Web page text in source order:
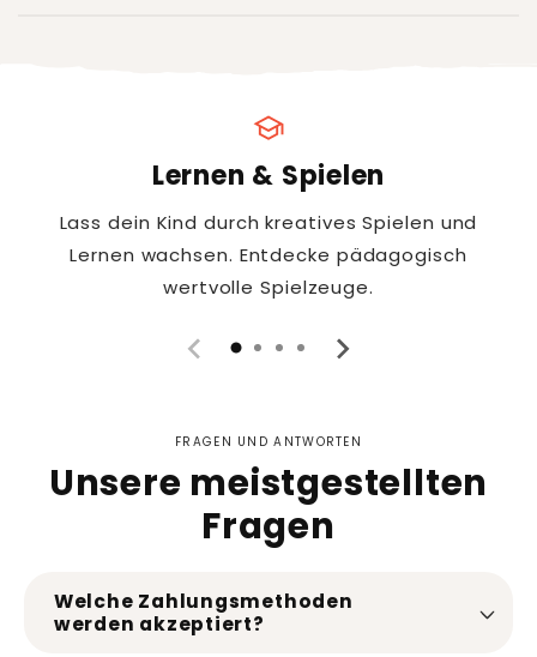
school
Lernen & Spielen
Lass dein Kind durch kreatives Spielen und
Lernen wachsen. Entdecke pädagogisch
wertvolle Spielzeuge.
FRAGEN UND ANTWORTEN
Unsere meistgestellten
Fragen
Welche Zahlungsmethoden
werden akzeptiert?